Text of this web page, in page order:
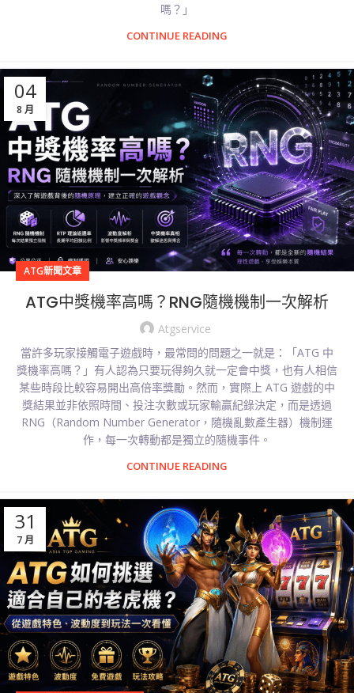
嗎？」
CONTINUE READING
04
8 月
ATG新聞文章
ATG中獎機率高嗎？RNG隨機機制一次解析
Atgservice
當許多玩家接觸電子遊戲時，最常問的問題之一就是：「ATG 中
獎機率高嗎？」有人認為只要玩得夠久就一定會中獎，也有人相信
某些時段比較容易開出高倍率獎勵。然而，實際上 ATG 遊戲的中
獎結果並非依照時間、投注次數或玩家輸贏紀錄決定，而是透過
RNG（Random Number Generator，隨機亂數產生器）機制運
作，每一次轉動都是獨立的隨機事件。
CONTINUE READING
31
7 月